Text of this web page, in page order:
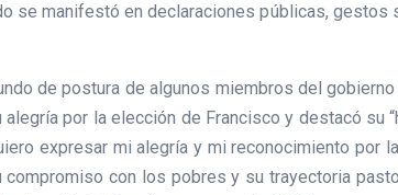
se manifestó en declaraciones públicas,
de postura de algunos miembros del
por la elección de Francisco y destacó su
expresar mi alegría y mi reconocimiento por
compromiso con los pobres y su trayectoria